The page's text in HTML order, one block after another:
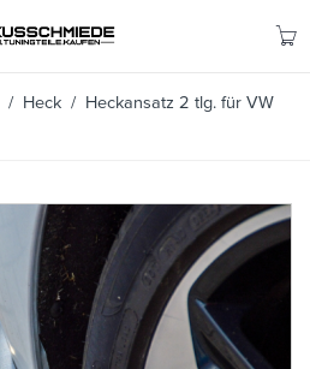
/ Heck / Heckansatz 2 tlg. für VW